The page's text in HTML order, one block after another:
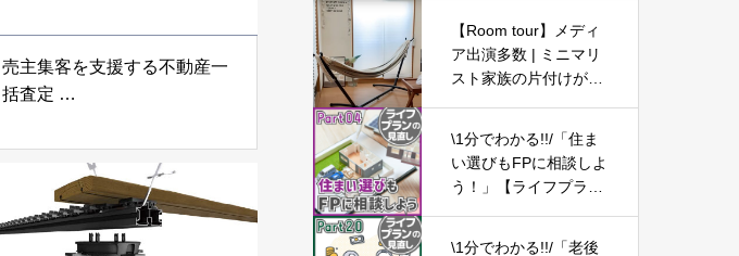
売主集客を支援する不動産一
括査定
Speee
【Room tour】メディ
ア出演多数 | ミニマリ
スト家族の片付けがし
ディア | 3LDK5人暮ら
し
\1分でわかる!!/「住ま
い選びもFPに相談しよ
う！」【ライフプラン
\1分でわかる!!/「老後